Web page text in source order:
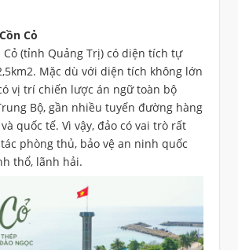
Cỏ
Cỏ (tỉnh Quảng Trị) có diện tích tự
Mặc dù với diện tích không lớn
vị trí chiến lược án ngữ toàn bộ
Bộ, gần nhiều tuyến đường hàng
quốc tế. Vì vậy, đảo có vai trò rất
phòng thủ, bảo vệ an ninh quốc
thổ, lãnh hải.